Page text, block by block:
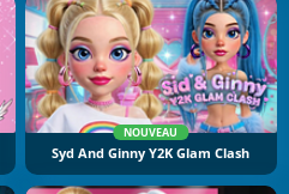
NOUVEAU
Syd And Ginny Y2K Glam Clash